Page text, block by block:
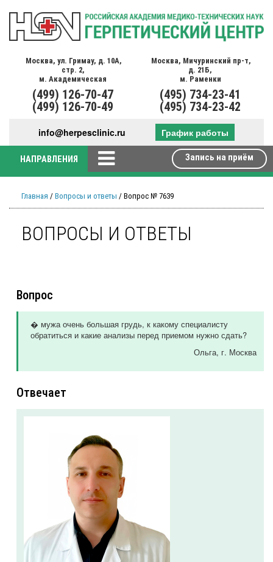
Москва, ул. Гримау, д. 10А,
стр. 2,
м. Академическая
(499) 126-70-47
(499) 126-70-49
Москва, Мичуринский пр-т,
д. 21Б,
м. Раменки
(495) 734-23-41
(495) 734-23-42
info@herpesclinic.ru График работы
НАПРАВЛЕНИЯ Запись на приём
Главная / Вопросы и ответы / Вопрос № 7639
ВОПРОСЫ И ОТВЕТЫ
Вопрос
� мужа очень большая грудь, к какому специалисту
обратиться и какие анализы перед приемом нужно сдать?
Ольга, г. Москва
Отвечает